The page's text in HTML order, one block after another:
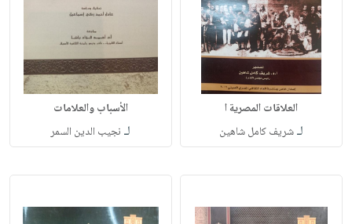
العلاقات المصرية ا
لـشريف كامل شاهين
الأسباب والعلامات
لـ نجيب الدين السمر